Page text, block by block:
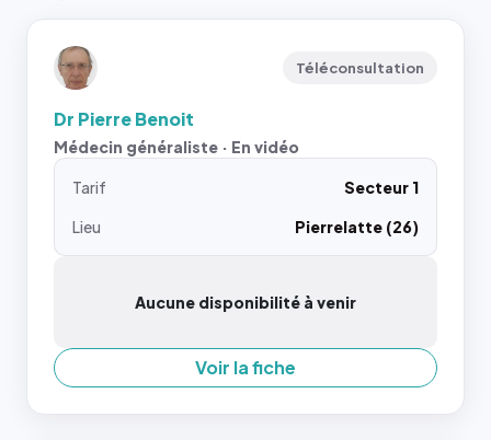
Téléconsultation
Dr Pierre Benoit
Médecin généraliste · En vidéo
Tarif
Secteur 1
Lieu
Pierrelatte (26)
Aucune disponibilité à venir
Voir la fiche